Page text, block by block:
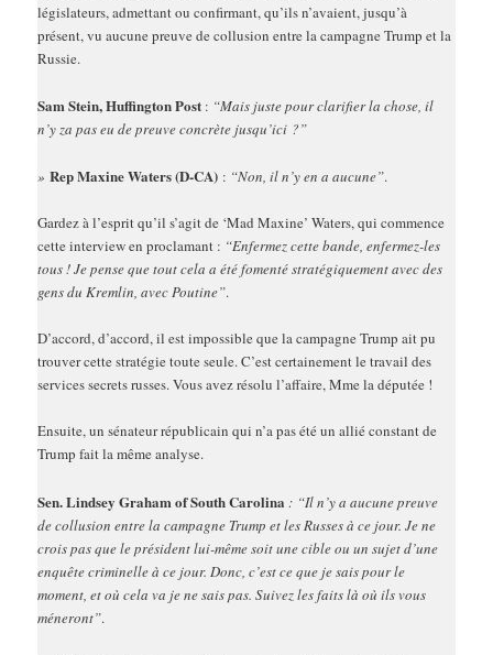
législateurs, admettant ou confirmant, qu’ils n’avaient, jusqu’à
présent, vu aucune preuve de collusion entre la campagne Trump et la
Russie.
Sam Stein, Huffington Post : “Mais juste pour clarifier la chose, il
n’y za pas eu de preuve concrète jusqu’ici ?”
»Rep Maxine Waters (D-CA) : “Non, il n’y en a aucune”.
Gardez à l’esprit qu’il s’agit de ‘Mad Maxine’ Waters, qui commence
cette interview en proclamant : “Enfermez cette bande, enfermez-les
tous ! Je pense que tout cela a été fomenté stratégiquement avec des
gens du Kremlin, avec Poutine”.
D’accord, d’accord, il est impossible que la campagne Trump ait pu
trouver cette stratégie toute seule. C’est certainement le travail des
services secrets russes. Vous avez résolu l’affaire, Mme la députée !
Ensuite, un sénateur républicain qui n’a pas été un allié constant de
Trump fait la même analyse.
Sen. Lindsey Graham of South Carolina : “Il n’y a aucune preuve
de collusion entre la campagne Trump et les Russes à ce jour. Je ne
crois pas que le président lui-même soit une cible ou un sujet d’une
enquête criminelle à ce jour. Donc, c’est ce que je sais pour le
moment, et où cela va je ne sais pas. Suivez les faits là où ils vous
méneront”.